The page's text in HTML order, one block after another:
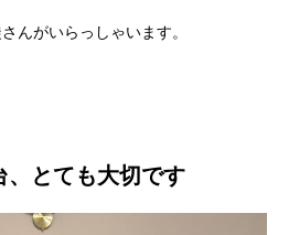
んがいらっしゃいます。
、とても大切です